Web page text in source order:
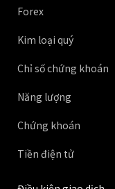
Forex
Kim loại quý
Chỉ số chứng khoán
Năng lượng
Chứng khoán
Tiền điện tử